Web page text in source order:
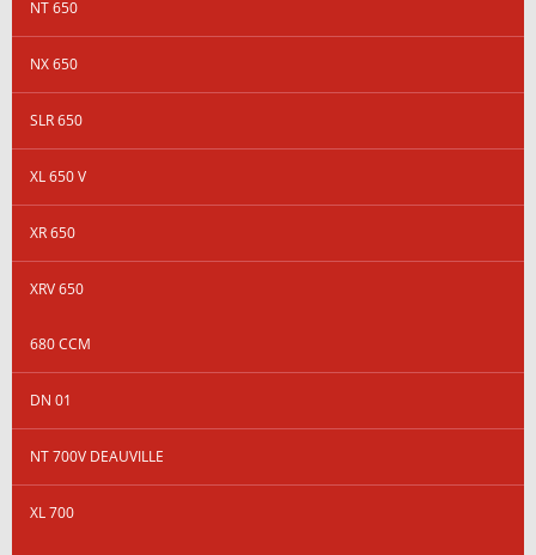
NT 650
NX 650
SLR 650
XL 650 V
XR 650
XRV 650
680 CCM
DN 01
NT 700V DEAUVILLE
XL 700